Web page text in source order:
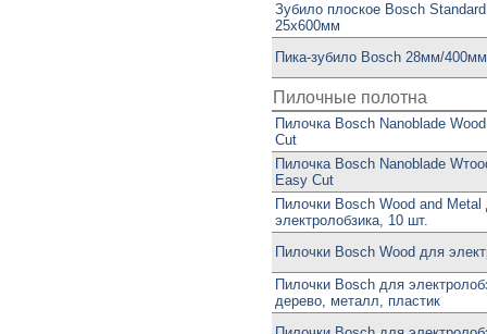
Зубило плоское Bosch
25x600мм
Пика-зубило Bosch 28мм/
Пилочные полотна
Пилочка Bosch Nanoblade
Cut
Пилочка Bosch Nanoblade
Easy Cut
Пилочки Bosch Wood and Metal
электролобзика, 10 шт.
Пилочки Bosch Wood для
Пилочки Bosch для
дерево, металл, пластик